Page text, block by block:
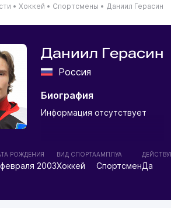
• Хоккей • Спортсмены • Даниил Герасин
Даниил Герасин
Россия
Биография
Информация отсутствует
РОЖДЕНИЯ
2003
ВИД СПОРТА
Хоккей
АМПЛУА
СпортсменДа